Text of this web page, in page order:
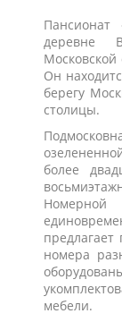
Пансионат
деревне
Он
берегу
столицы.
более
номера
мебели.